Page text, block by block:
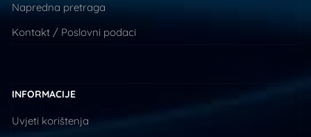
Napredna pretraga
Kontakt / Poslovni podaci
INFORMACIJE
Uvjeti korištenja